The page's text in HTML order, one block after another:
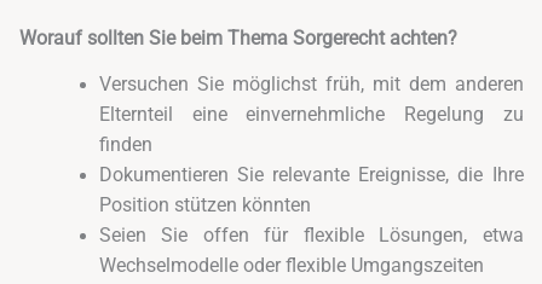
Worauf sollten Sie beim Thema Sorgerecht achten?
Versuchen Sie möglichst früh, mit dem anderen
Elternteil eine einvernehmliche Regelung zu
finden
Dokumentieren Sie relevante Ereignisse, die Ihre
Position stützen könnten
Seien Sie offen für flexible Lösungen, etwa
Wechselmodelle oder flexible Umgangszeiten